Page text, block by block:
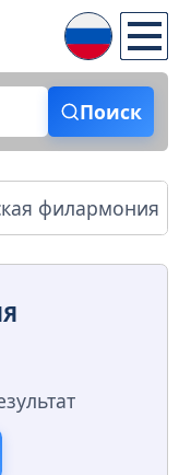
Поиск
филармония